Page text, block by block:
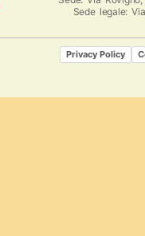
Sede legale:
Privacy Policy